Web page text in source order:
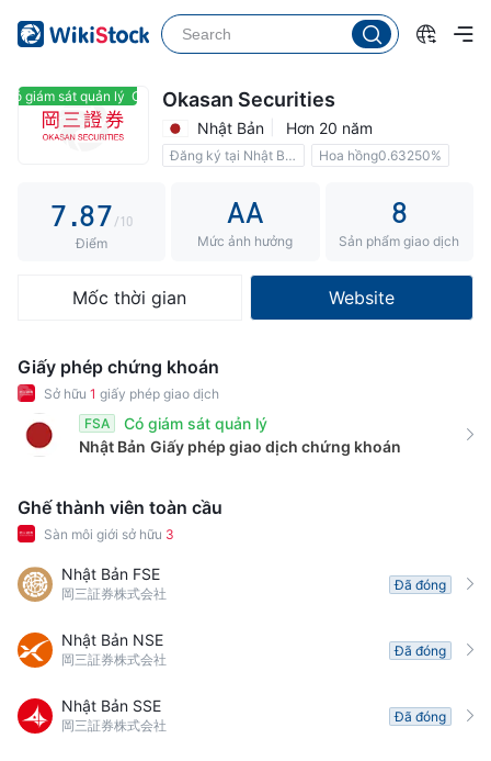
giám sát quản lý Có giám sát quản lý
Okasan Securities
Nhật Bản Hơn 20 năm
Đăng ký tại Nhật Bản Hoa hồng0.63250%
2
4
5
7.
3
5
6
8
9
2
4
5
7
8
9
/10
Điểm
AA
Mức ảnh hưởng
8
Sản phẩm giao dịch
Mốc thời gian Website
Giấy phép chứng khoán
Sở hữu 1 giấy phép giao dịch
FSA
Có giám sát quản lý
Nhật Bản Giấy phép giao dịch chứng khoán
Ghế thành viên toàn cầu
Sàn môi giới sở hữu 3
Nhật Bản FSE
岡三証券株式会社
Đã đóng
Nhật Bản NSE
岡三証券株式会社
Đã đóng
Nhật Bản SSE
岡三証券株式会社
Đã đóng